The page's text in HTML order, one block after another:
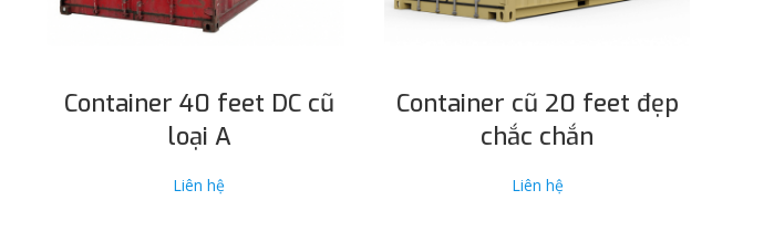
Container 40 feet DC cũ
loại A
Liên hệ
Container cũ 20 feet đẹp
chắc chắn
Liên hệ